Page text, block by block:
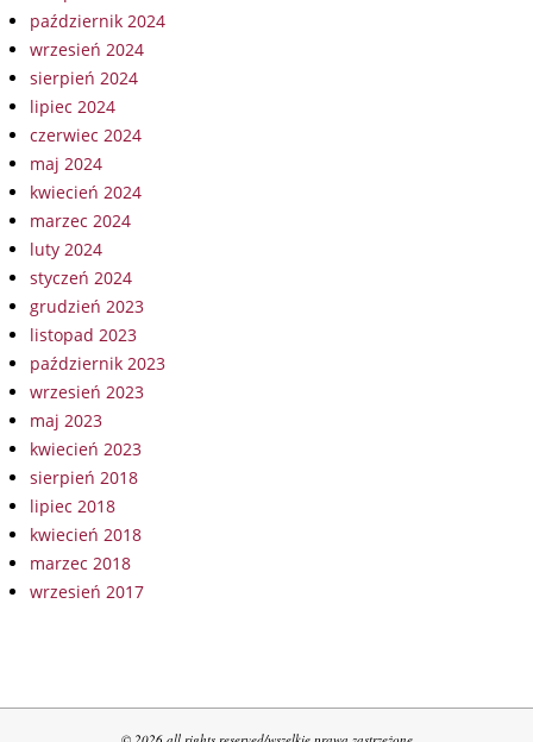
październik 2024
wrzesień 2024
sierpień 2024
lipiec 2024
czerwiec 2024
maj 2024
kwiecień 2024
marzec 2024
luty 2024
styczeń 2024
grudzień 2023
listopad 2023
październik 2023
wrzesień 2023
maj 2023
kwiecień 2023
sierpień 2018
lipiec 2018
kwiecień 2018
marzec 2018
wrzesień 2017